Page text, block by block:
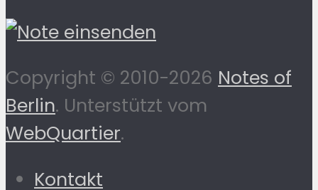
Copyright © 2010-2026 Notes of
Berlin. Unterstützt vom
WebQuartier.
Kontakt